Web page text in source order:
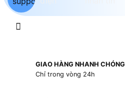
GIAO HÀNG NHANH CHÓNG
Chỉ trong vòng 24h